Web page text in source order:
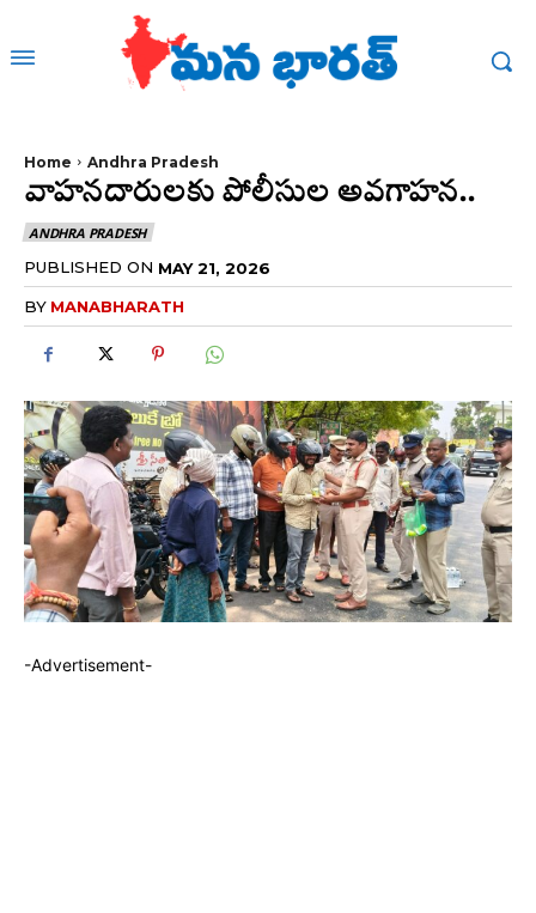
Home Andhra Pradesh
వాహనదారులకు పోలీసుల అవగాహన..
ANDHRA PRADESH
PUBLISHED ON MAY 21, 2026
BY MANABHARATH
-Advertisement-